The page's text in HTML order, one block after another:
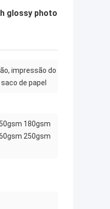
glossy photo
impressão do
de papel
180gsm
250gsm